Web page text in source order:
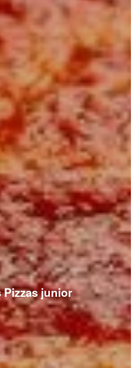
Pizzas junior